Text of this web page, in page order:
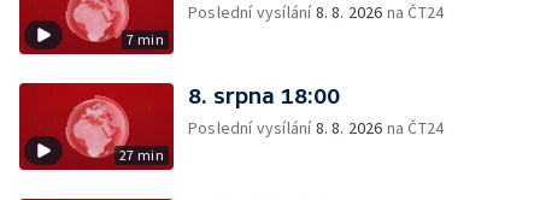
7 min
Poslední vysílání8. 8. 2026 na ČT24
27 min
8. srpna 18:00
Poslední vysílání8. 8. 2026 na ČT24